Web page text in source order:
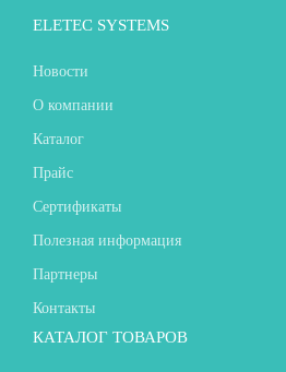
ELETEC SYSTEMS
Новости
О компании
Каталог
Прайс
Сертификаты
Полезная информация
Партнеры
Контакты
КАТАЛОГ ТОВАРОВ